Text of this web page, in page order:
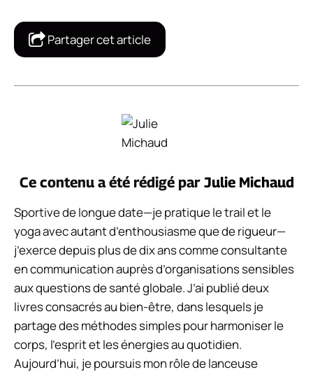
Partager cet article
Ce contenu a été rédigé par Julie Michaud
Sportive de longue date—je pratique le trail et le
yoga avec autant d’enthousiasme que de rigueur—
j’exerce depuis plus de dix ans comme consultante
en communication auprès d’organisations sensibles
aux questions de santé globale. J’ai publié deux
livres consacrés au bien-être, dans lesquels je
partage des méthodes simples pour harmoniser le
corps, l’esprit et les énergies au quotidien.
Aujourd’hui, je poursuis mon rôle de lanceuse